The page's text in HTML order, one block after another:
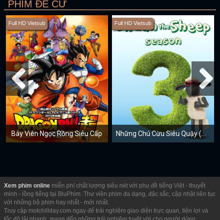
PHIM ĐỀ CỬ
Full HD Vietsub
Bảy Viên Ngọc Rồng Siêu Cấp
Full HD Vietsub
Những Chú Cừu Siêu Quậy (Mùa 3)
Xem phim online miễn phí chất lượng siêu nét với phụ đề tiếng Việt - thuyết
minh - lồng tiếng tại BluPhim. Thư viện phim đa dạng, đặc sắc, cập nhật liên tục
với những bộ phim hay nhất - mới nhất.
Truy cập motchillday.com ngay để trải nghiệm giao diện trực quan, tiện lợi và